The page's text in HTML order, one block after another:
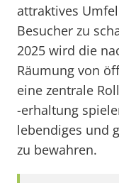
attraktives
Besucher zu
2025 wird die
Räumung von
eine zentrale
-erhaltung
lebendiges und
zu bewahren.